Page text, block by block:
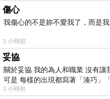
傷心
我傷心的不是妳不愛我了，而是我
3 小時前
妥協
關於妥協 我的為人和職業 沒有
可是 每樣的出現都寫著「湊巧」
3 小時前